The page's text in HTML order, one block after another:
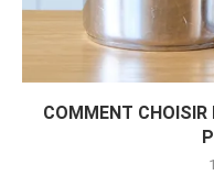
COMMENT CHOISIR